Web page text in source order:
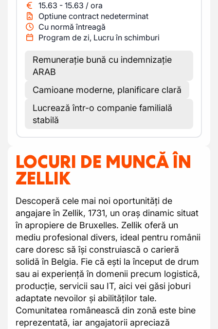
15.63 - 15.63 / ora
Optiune contract nedeterminat
Cu normă întreagă
Program de zi, Lucru în schimburi
Remunerație bună cu indemnizație
ARAB
Camioane moderne, planificare clară
Lucrează într-o companie familială
stabilă
LOCURI DE MUNCĂ ÎN
ZELLIK
Descoperă cele mai noi oportunități de
angajare în Zellik, 1731, un oraș dinamic situat
în apropiere de Bruxelles. Zellik oferă un
mediu profesional divers, ideal pentru românii
care doresc să își construiască o carieră
solidă în Belgia. Fie că ești la început de drum
sau ai experiență în domenii precum logistică,
producție, servicii sau IT, aici vei găsi joburi
adaptate nevoilor și abilităților tale.
Comunitatea românească din zonă este bine
reprezentată, iar angajatorii apreciază